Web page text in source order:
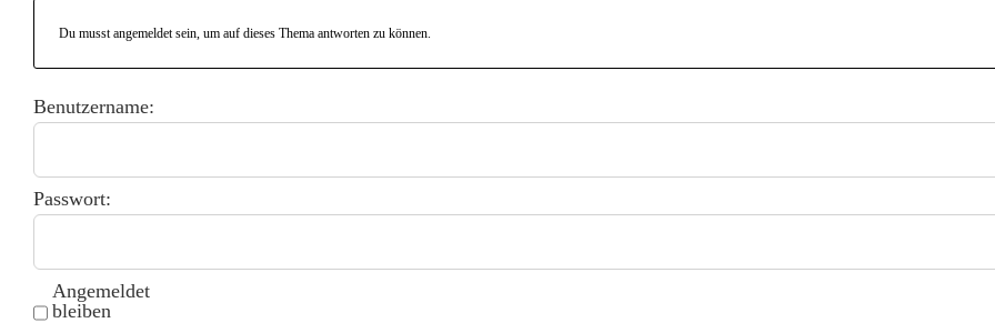
Du musst angemeldet sein, um auf dieses Thema antworten zu können.
Benutzername:
Passwort:
Angemeldet
bleiben